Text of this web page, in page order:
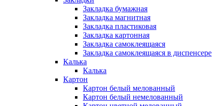
Закладка бумажная
Закладка магнитная
Закладка пластиковая
Закладка картонная
Закладка самоклеящаяся
Закладка самоклеящаяся в диспенсере
Калька
Калька
Картон
Картон белый мелованный
Картон белый немелованный